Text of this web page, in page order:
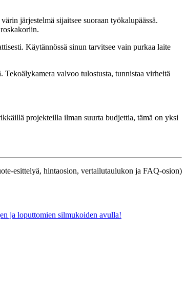
järjestelmä sijaitsee suoraan työkalupäässä.
Käytännössä sinun tarvitsee vain purkaa laite
valvoo tulostusta, tunnistaa virheitä
projekteilla ilman suurta budjettia, tämä on yksi
esittelyä, hintaosion, vertailutaulukon ja FAQ-osion)
ja loputtomien silmukoiden avulla!